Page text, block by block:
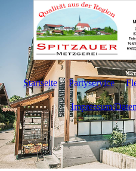
Startseite Partyservice
Impressum/